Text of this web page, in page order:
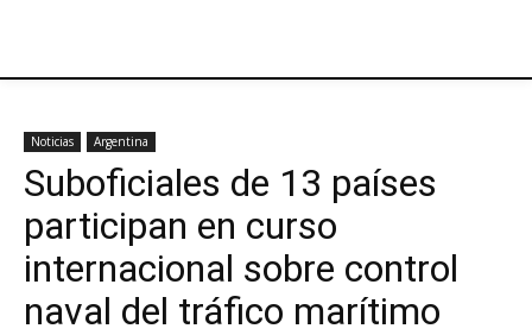
Noticias Argentina
Suboficiales de 13 países
participan en curso
internacional sobre control
naval del tráfico marítimo